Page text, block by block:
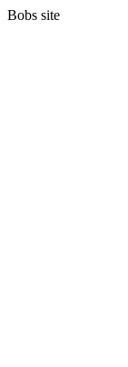
Bobs site